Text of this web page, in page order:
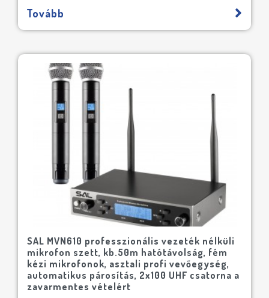
Tovább
SAL MVN610 professzionális vezeték nélküli
mikrofon szett, kb.50m hatótávolság, fém
kézi mikrofonok, asztali profi vevőegység,
automatikus párosítás, 2x100 UHF csatorna a
zavarmentes vételért